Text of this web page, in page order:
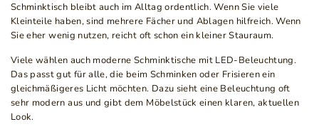
Schminktisch bleibt auch im Alltag ordentlich. Wenn Sie viele
Kleinteile haben, sind mehrere Fächer und Ablagen hilfreich. Wenn
Sie eher wenig nutzen, reicht oft schon ein kleiner Stauraum.
Viele wählen auch moderne Schminktische mit LED-Beleuchtung.
Das passt gut für alle, die beim Schminken oder Frisieren ein
gleichmäßigeres Licht möchten. Dazu sieht eine Beleuchtung oft
sehr modern aus und gibt dem Möbelstück einen klaren, aktuellen
Look.